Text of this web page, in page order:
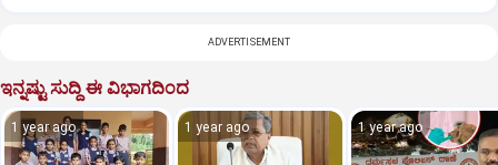
ADVERTISEMENT
ಇನ್ನಷ್ಟು ಸುದ್ದಿ ಈ ವಿಭಾಗದಿಂದ
1 year ago 1 year ago 1 year ago